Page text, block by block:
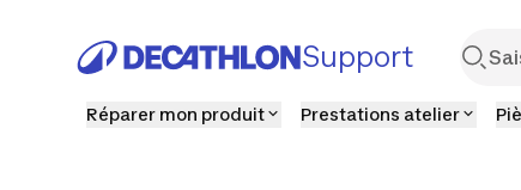
Support
Réparer mon produit Prestations atelier